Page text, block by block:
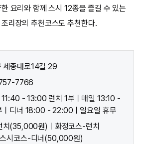
요리와 함께 스시 12종을 즐길 수 있는
리장의 추천코스도 추천한다.
세종대로14길 29
7766
11:40 - 13:00 런치 1부ㅣ매일 13:10 -
ㅣ디너 18:00 - 22:00ㅣ일요일 휴무
치(35,000원)ㅣ화정코스-런치
시코스-디너(50,000원)